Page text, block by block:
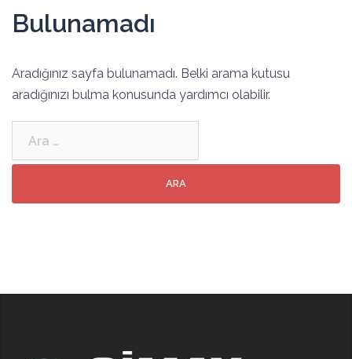
Bulunamadı
Aradığınız sayfa bulunamadı. Belki arama kutusu
aradığınızı bulma konusunda yardımcı olabilir.